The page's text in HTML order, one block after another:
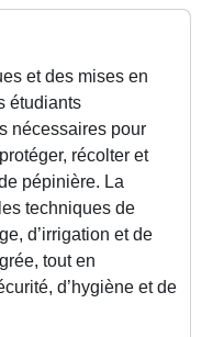
et des mises en
étudiants
nécessaires pour
récolter et
pépinière. La
techniques de
d’irrigation et de
tout en
d’hygiène et de